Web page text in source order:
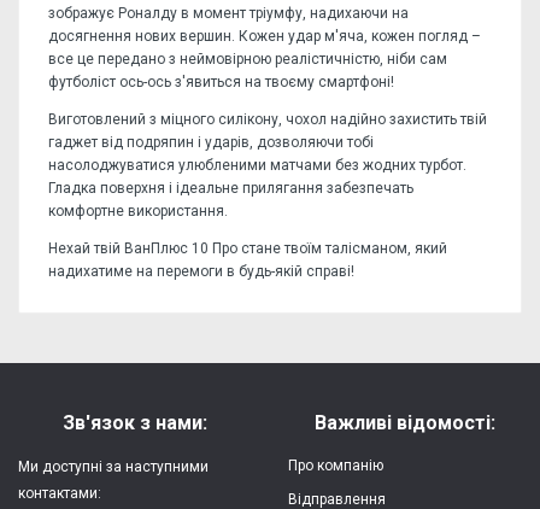
зображує Роналду в момент тріумфу, надихаючи на
досягнення нових вершин. Кожен удар м'яча, кожен погляд –
все це передано з неймовірною реалістичністю, ніби сам
футболіст ось-ось з'явиться на твоєму смартфоні!
Виготовлений з міцного силікону, чохол надійно захистить твій
гаджет від подряпин і ударів, дозволяючи тобі
насолоджуватися улюбленими матчами без жодних турбот.
Гладка поверхня і ідеальне прилягання забезпечать
комфортне використання.
Нехай твій ВанПлюс 10 Про стане твоїм талісманом, який
надихатиме на перемоги в будь-якій справі!
Захист:
від ударів,
Напишіть відгук або думку
Зв'язок з нами:
Ми доступні за наступними
контактами:
Важливі відомості:
Про компанію
Відправлення